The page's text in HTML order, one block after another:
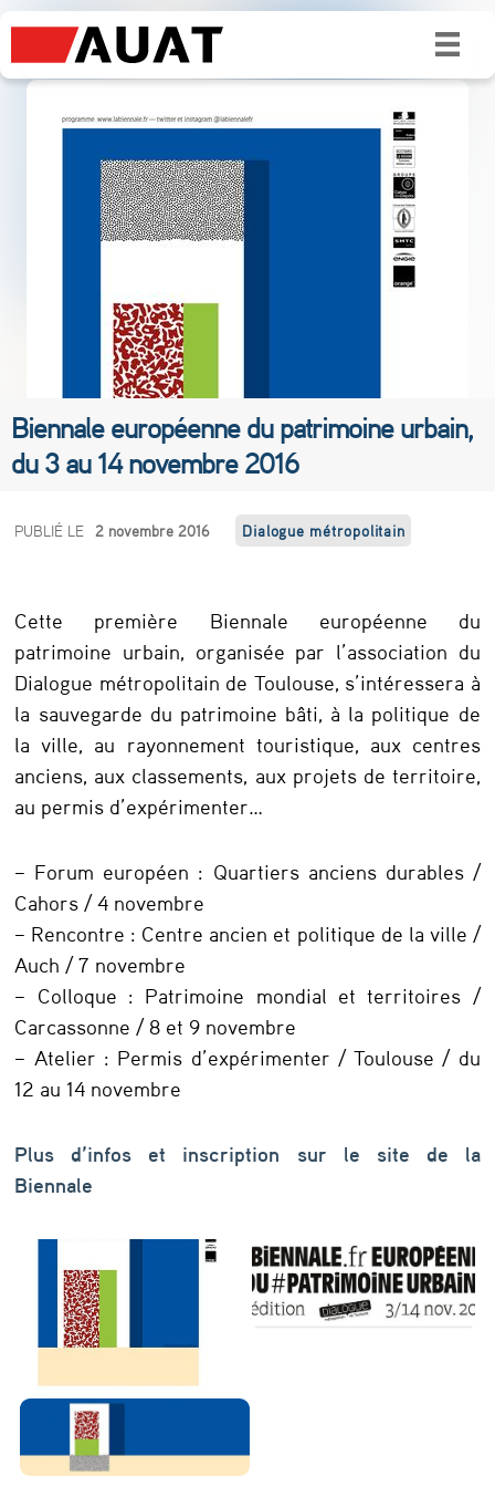
Biennale européenne du patrimoine urbain,
du 3 au 14 novembre 2016
B
n
n
a
l
e
e
u
r
o
p
é
e
n
e
d
r
m
PUBLIÉ LE 2 novembre 2016 Dialogue métropolitain
Cette première Biennale européenne du
patrimoine urbain, organisée par l’association du
Dialogue métropolitain de Toulouse, s’intéressera à
la sauvegarde du patrimoine bâti, à la politique de
la ville, au rayonnement touristique, aux centres
anciens, aux classements, aux projets de territoire,
au permis d’expérimenter…
– Forum européen : Quartiers anciens durables /
Cahors / 4 novembre
– Rencontre : Centre ancien et politique de la ville /
Auch / 7 novembre
– Colloque : Patrimoine mondial et territoires /
Carcassonne / 8 et 9 novembre
– Atelier : Permis d’expérimenter / Toulouse / du
12 au 14 novembre
Plus d’infos et inscription sur le site de la
Biennale